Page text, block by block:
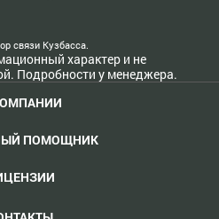
связи Кузбасса.
характер и не
Подробности у менеджера.
ПОМОЩНИК